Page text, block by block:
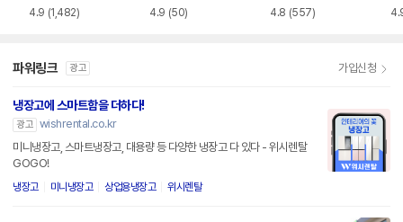
4.9 (1,482) 4.9 (50) 4.8 (557)
파워링크 광고 가입신청
냉장고에 스마트함을 더하다!
광고 wishrental.co.kr
미니냉장고, 스마트냉장고, 대용량 등 다양한 냉장고 다 있다 - 위시렌탈
GOGO!
냉장고 미니냉장고 상업용냉장고 위시렌탈